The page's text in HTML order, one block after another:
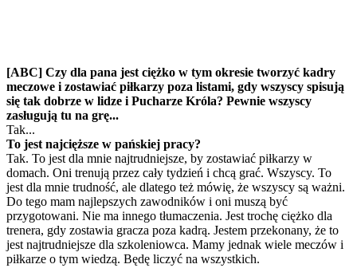
[ABC] Czy dla pana jest ciężko w tym okresie tworzyć kadry
meczowe i zostawiać piłkarzy poza listami, gdy wszyscy spisują
się tak dobrze w lidze i Pucharze Króla? Pewnie wszyscy
zasługują tu na grę...
Tak...
To jest najcięższe w pańskiej pracy?
Tak. To jest dla mnie najtrudniejsze, by zostawiać piłkarzy w
domach. Oni trenują przez cały tydzień i chcą grać. Wszyscy. To
jest dla mnie trudność, ale dlatego też mówię, że wszyscy są ważni.
Do tego mam najlepszych zawodników i oni muszą być
przygotowani. Nie ma innego tłumaczenia. Jest trochę ciężko dla
trenera, gdy zostawia gracza poza kadrą. Jestem przekonany, że to
jest najtrudniejsze dla szkoleniowca. Mamy jednak wiele meczów i
piłkarze o tym wiedzą. Będę liczyć na wszystkich.